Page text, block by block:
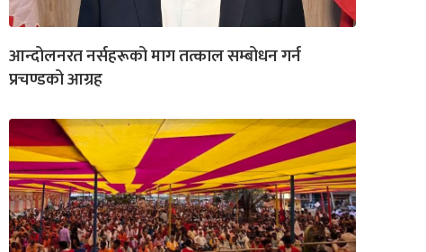
आन्दोलनरत नर्सहरूको माग तत्काल सम्बोधन गर्न
प्रचण्डको आग्रह